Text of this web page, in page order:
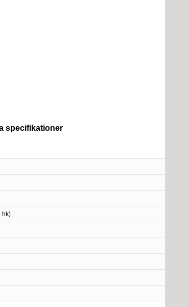
specifikationer
hk)